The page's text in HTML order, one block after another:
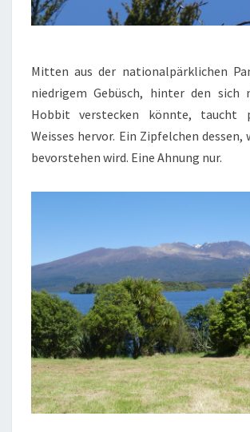
Mitten aus der nationalpärklichen
niedrigem Gebüsch, hinter den
Hobbit verstecken könnte, taucht
Weisses hervor. Ein Zipfelchen dessen,
bevorstehen wird. Eine Ahnung nur.